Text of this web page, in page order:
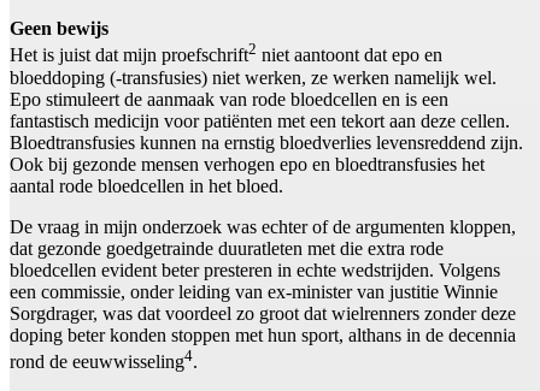
Geen bewijs
Het is juist dat mijn proefschrift2 niet aantoont dat epo en
bloeddoping (-transfusies) niet werken, ze werken namelijk wel.
Epo stimuleert de aanmaak van rode bloedcellen en is een
fantastisch medicijn voor patiënten met een tekort aan deze cellen.
Bloedtransfusies kunnen na ernstig bloedverlies levensreddend zijn.
Ook bij gezonde mensen verhogen epo en bloedtransfusies het
aantal rode bloedcellen in het bloed.
De vraag in mijn onderzoek was echter of de argumenten kloppen,
dat gezonde goedgetrainde duuratleten met die extra rode
bloedcellen evident beter presteren in echte wedstrijden. Volgens
een commissie, onder leiding van ex-minister van justitie Winnie
Sorgdrager, was dat voordeel zo groot dat wielrenners zonder deze
doping beter konden stoppen met hun sport, althans in de decennia
rond de eeuwwisseling4.